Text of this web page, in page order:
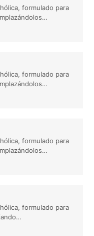
formulado para
formulado para
formulado para
formulado para